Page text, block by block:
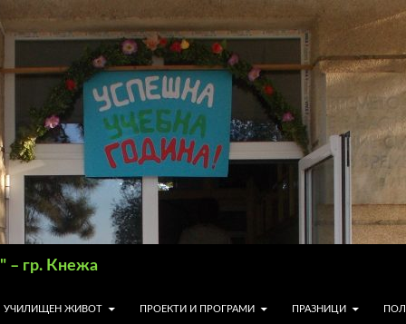
– гр. Кнежа
УЧИЛИЩЕН ЖИВОТ ПРОЕКТИ И ПРОГРАМИ ПРАЗНИЦИ